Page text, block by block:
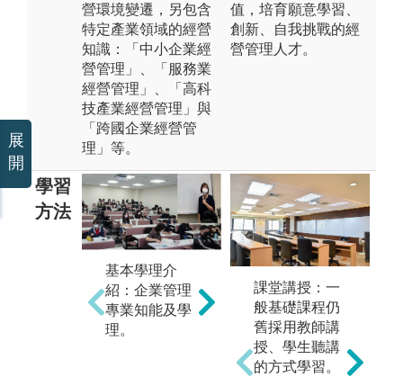
營環境變遷，另包含
特定產業領域的經營
知識：「中小企業經
營管理」、「服務業
經營管理」、「高科
技產業經營管理」與
「跨國企業經營管
理」等。
值，培育願意學習、
創新、自我挑戰的經
營管理人才。
學習
方法
基本學理介
紹：企業管理
專業知能及學
理。
各不同產業為
例，解說相關
企業個案。
課堂講授：一
般基礎課程仍
舊採用教師講
授、學生聽講
的方式學習。
展
開